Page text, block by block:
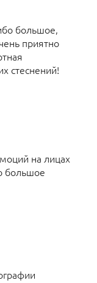
большое,
приятно
стеснений!
на лицах
большое